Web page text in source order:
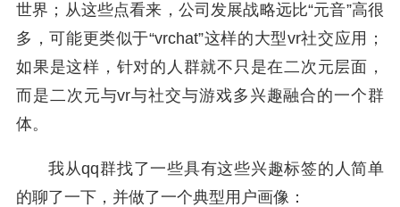
世界；从这些点看来，公司发展战略远比“元音”高很
多，可能更类似于“vrchat”这样的大型vr社交应用；
如果是这样，针对的人群就不只是在二次元层面，
而是二次元与vr与社交与游戏多兴趣融合的一个群
体。
我从qq群找了一些具有这些兴趣标签的人简单
的聊了一下，并做了一个典型用户画像：